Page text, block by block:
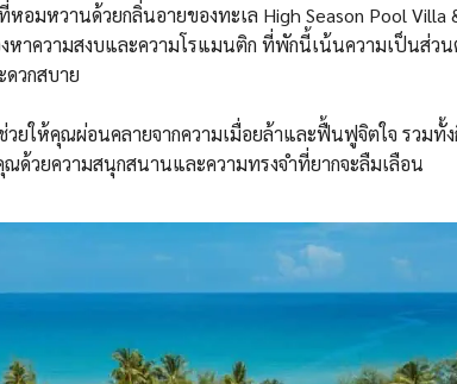
อมหวานด้วยกลิ่นอายของทะเล High Season Pool Villa
าความสงบและความโรแมนติก ที่พักนี้เน้นความเป็นส่ว
วกสบาย
ยให้คุณผ่อนคลายจากความเมื่อยล้าและฟื้นฟูจิตใจ รวมทั้
ณด้วยความสนุกสนานและความทรงจำที่ยากจะลืมเลือน